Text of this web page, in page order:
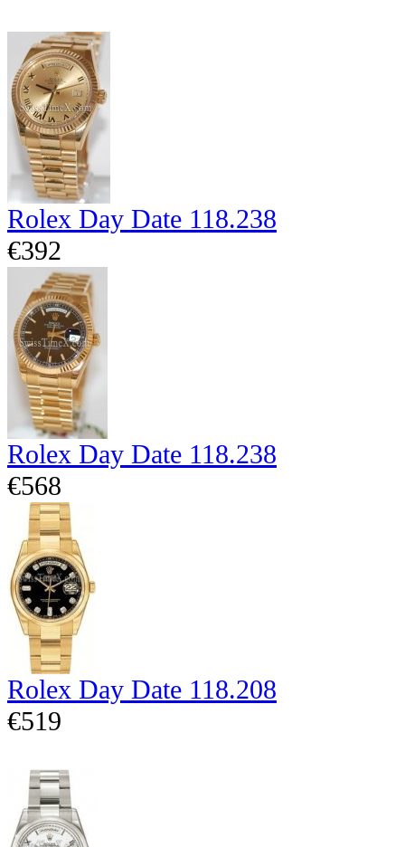
Rolex Day Date 118.238
€392
Rolex Day Date 118.238
€568
Rolex Day Date 118.208
€519